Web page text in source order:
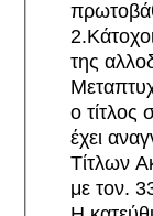
της
ο
έχει
Τίτλων
με τον.